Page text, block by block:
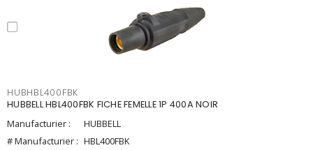
HUBHBL400FBK
HUBBELL HBL400FBK FICHE FEMELLE 1P 400A NOIR
Manufacturier :
HUBBELL
# Manufacturier : HBL400FBK